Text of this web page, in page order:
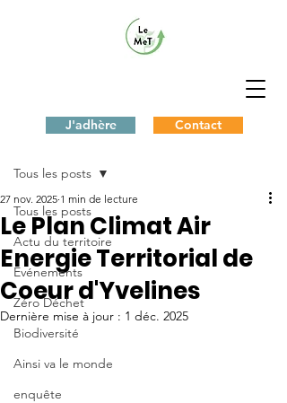
J'adhère Contact
Tous les posts
Actu du territoire
Evénements
Zéro Déchet
Biodiversité
Ainsi va le monde
enquête
Tous les posts
Le Plan Climat Air
Energie Territorial de
Coeur d'Yvelines
27 nov. 2025 1 min de lecture
Dernière mise à jour : 1 déc. 2025